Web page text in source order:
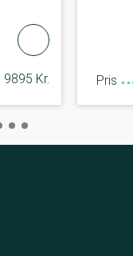
9895 Kr. Pris